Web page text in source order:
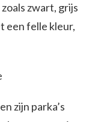
zwart, grijs
een felle kleur,
zijn parka’s